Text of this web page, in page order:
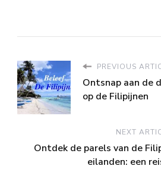
PREVIOUS
Ontsnap aan de
op de Filipijnen
NEXT
Ontdek de parels van de
eilanden: een